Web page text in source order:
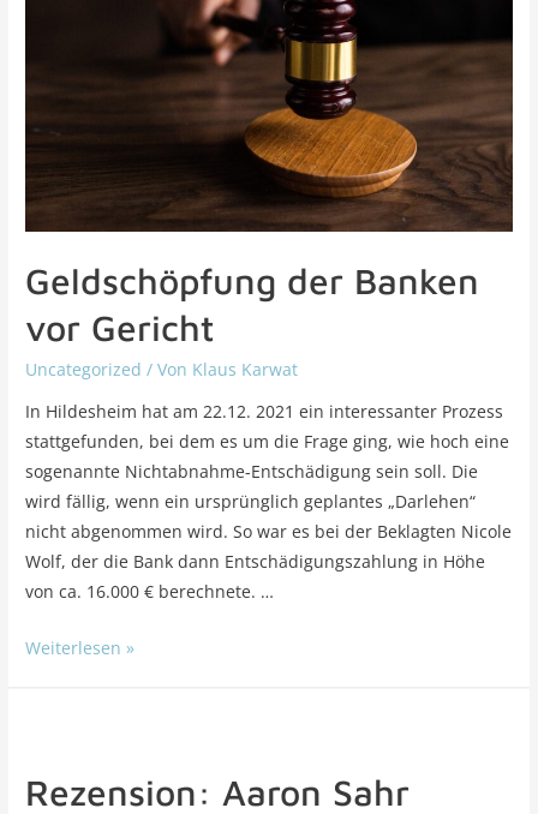
Geldschöpfung der Banken
vor Gericht
Uncategorized / Von Klaus Karwat
In Hildesheim hat am 22.12. 2021 ein interessanter Prozess
stattgefunden, bei dem es um die Frage ging, wie hoch eine
sogenannte Nichtabnahme-Entschädigung sein soll. Die
wird fällig, wenn ein ursprünglich geplantes „Darlehen“
nicht abgenommen wird. So war es bei der Beklagten Nicole
Wolf, der die Bank dann Entschädigungszahlung in Höhe
von ca. 16.000 € berechnete. …
Weiterlesen »
Rezension: Aaron Sahr